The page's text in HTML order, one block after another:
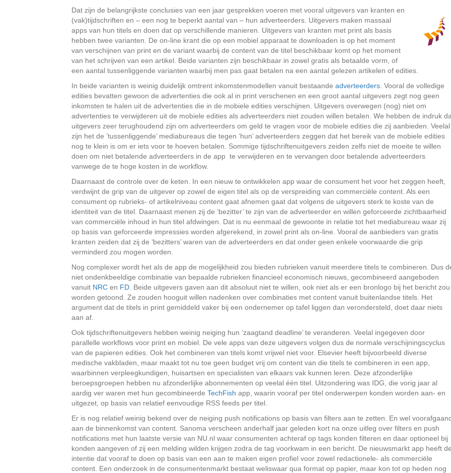
Dat zijn de belangrijkste conclusies van een jaar gesprekken voeren met vooral uitgevers van kranten en
(vak)tijdschriften en – een nog te beperkt aantal van – hun adverteerders. Uitgevers maken massaal
apps van hun titels en doen dat op verschillende manieren. Uitgevers van kranten met print als basis
hebben twee varianten. De on-line krant die op een mobiel apparaat te downloaden is op het moment
van verschijnen van print en de variant waarbij de content van de titel beschikbaar komt op het moment
van het schrijven van een artikel. Beide varianten zijn beschikbaar in zowel gratis als betaalde vorm, of
een aantal tussenliggende varianten waarbij men pas gaat betalen na een aantal gelezen artikelen of edities.
In beide varianten is weinig duidelijk omtrent inkomstenmodellen vanuit bestaande adverteerders . Vooral de volledige
edities bevatten gewoon de advertenties die ook al in print verschenen en een groot aantal uitgevers zegt nog geen
inkomsten te halen uit de advertenties die in de mobiele edities verschijnen. Uitgevers overwegen (nog) niet om
advertenties te verwijderen uit de mobiele edities als adverteerders niet zouden willen betalen. We hebben de indruk
uitgevers zeer terughoudend zijn om adverteerders om geld te vragen voor de mobiele edities die zij aanbieden. Veelal
zijn het de ’tussenliggende’ mediabureaus die tegen ‘hun’ adverteerders zeggen dat het bereik van de mobiele edities
nog te klein is om er iets voor te hoeven betalen. Sommige tijdschriftenuitgevers zeiden zelfs niet de moeite te willen
doen om niet betalende adverteerders in de app te verwijderen en te vervangen door betalende adverteerders
vanwege de te hoge kosten in de workflow.
Daarnaast de controle over de keten. In een nieuw te ontwikkelen app waar de consument het voor het zeggen heeft,
verdwijnt de grip van de uitgever op zowel de eigen titel als op de verspreiding van commerciële content. Als een
consument op rubrieks- of artikelniveau content gaat afnemen gaat dat volgens de uitgevers sterk te koste van de
identiteit van de titel. Daarnaast menen zij de ‘bezitter’ te zijn van de adverteerder en willen geforceerde zichtbaarheid
van commerciële inhoud in hun titel afdwingen. Dat is nu eenmaal de gewoonte in relatie tot het mediabureau waar zij
op basis van geforceerde impressies worden afgerekend, in zowel print als on-line. Vooral de aanbieders van gratis
kranten zeiden dat zij de ‘bezitters’ waren van de adverteerders en dat onder geen enkele voorwaarde die grip
verminderd zou mogen worden.
Nog complexer wordt het als de app de mogelijkheid zou bieden rubrieken vanuit meerdere titels te combineren. Dus
niet ondenkbeeldige combinatie van bepaalde rubrieken financieel economisch nieuws, gecombineerd aangeboden
vanuit NRC en FD . Beide uitgevers gaven aan dit absoluut niet te willen, ook niet als er een bronlogo bij het bericht zou
worden getoond. Ze zouden hooguit willen nadenken over combinaties met content vanuit buitenlandse titels. Het
argument dat de titels in print gemiddeld vaker bij een ondernemer op tafel liggen dan verondersteld, doet daar niets
aan af.
Ook tijdschriftenuitgevers hebben weinig neiging hun ‘zaagtand deadline’ te veranderen. Veelal ingegeven door
parallelle workflows voor print en mobiel. De vele apps van deze uitgevers volgen dus de normale verschijningscyclus
van de papieren edities. Ook het combineren van titels komt vrijwel niet voor. Elsevier heeft bijvoorbeeld diverse
medische vakbladen, maar maakt tot nu toe geen budget vrij om content van die titels te combineren in een app,
waarbinnen verpleegkundigen, huisartsen en specialisten van elkaars vak kunnen leren. Deze afzonderlijke
beroepsgroepen hebben nu afzonderlijke abonnementen op veelal één titel. Uitzondering was IDG, die vorig jaar al
aardig ver waren met hun gecombineerde TechFish app, waarin vooraf per titel onderwerpen konden worden aan- en
uitgezet, op basis van relatief eenvoudige RSS feeds per titel.
Er is nog relatief weinig bekend over de neiging push notifications op basis van filters aan te zetten. En wel
aan de binnenkomst van content. Sanoma verscheen anderhalf jaar geleden kort na onze uitleg over filters en push
notifications met hun laatste versie van NU.nl waar consumenten achteraf op tags konden filteren en daar optioneel bij
konden aangeven of zij een melding wilden krijgen zodra de tag voorkwam in een bericht. De nieuwsmarkt app heeft
intentie dat vooraf te doen op basis van een aan te maken eigen profiel voor zowel redactionele- als commerciële
content. Een onderzoek in de consumentenmarkt bestaat weliswaar qua format op papier, maar kon tot op heden nog